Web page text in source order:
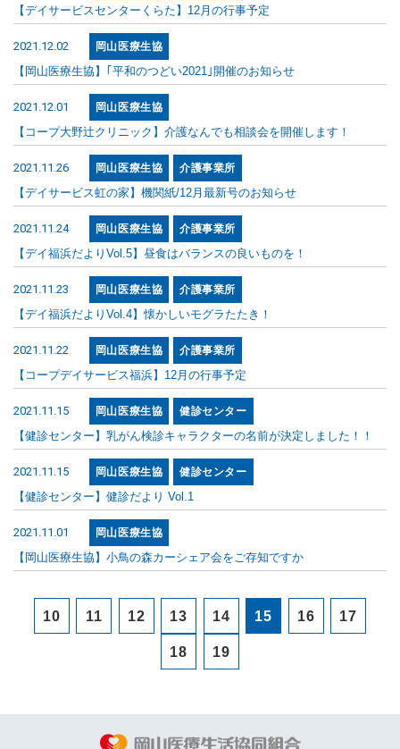
【デイサービスセンターくらた】12月の行事予定
2021.12.02 岡山医療生協
【岡山医療生協】｢平和のつどい2021｣開催のお知らせ
2021.12.01 岡山医療生協
【コープ大野辻クリニック】介護なんでも相談会を開催します！
2021.11.26 岡山医療生協 介護事業所
【デイサービス虹の家】機関紙/12月最新号のお知らせ
2021.11.24 岡山医療生協 介護事業所
【デイ福浜だよりVol.5】昼食はバランスの良いものを！
2021.11.23 岡山医療生協 介護事業所
【デイ福浜だよりVol.4】懐かしいモグラたたき！
2021.11.22 岡山医療生協 介護事業所
【コープデイサービス福浜】12月の行事予定
2021.11.15 岡山医療生協 健診センター
【健診センター】乳がん検診キャラクターの名前が決定しました！！
2021.11.15 岡山医療生協 健診センター
【健診センター】健診だより Vol.1
2021.11.01 岡山医療生協
【岡山医療生協】小鳥の森カーシェア会をご存知ですか
10 11 12 13 14 15 16 17
18 19